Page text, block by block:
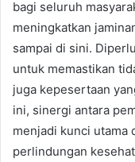
bagi seluruh
meningkatkan
sampai di sini.
untuk memastikan
juga kepesertaan
ini, sinergi antara
menjadi kunci utama
perlindungan